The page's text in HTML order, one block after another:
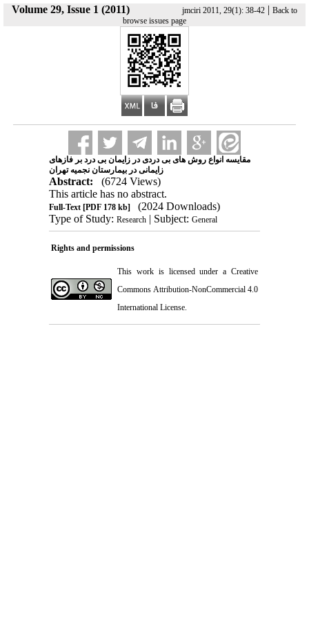
Volume 29, Issue 1 (2011) jmciri 2011, 29(1): 38-42 | Back to
browse issues page
مقایسه انواع روش های بی دردی در زایمان بی درد بر فازهای
زایمانی در بیمارستان نجمیه تهران
Abstract:
(6724 Views)
This article has no abstract.
Full-Text[PDF 178 kb]
(2024 Downloads)
Type of Study: Research| Subject: General
Rights and permissions
This work is licensed under a Creative
Commons Attribution-NonCommercial 4.0
International License.